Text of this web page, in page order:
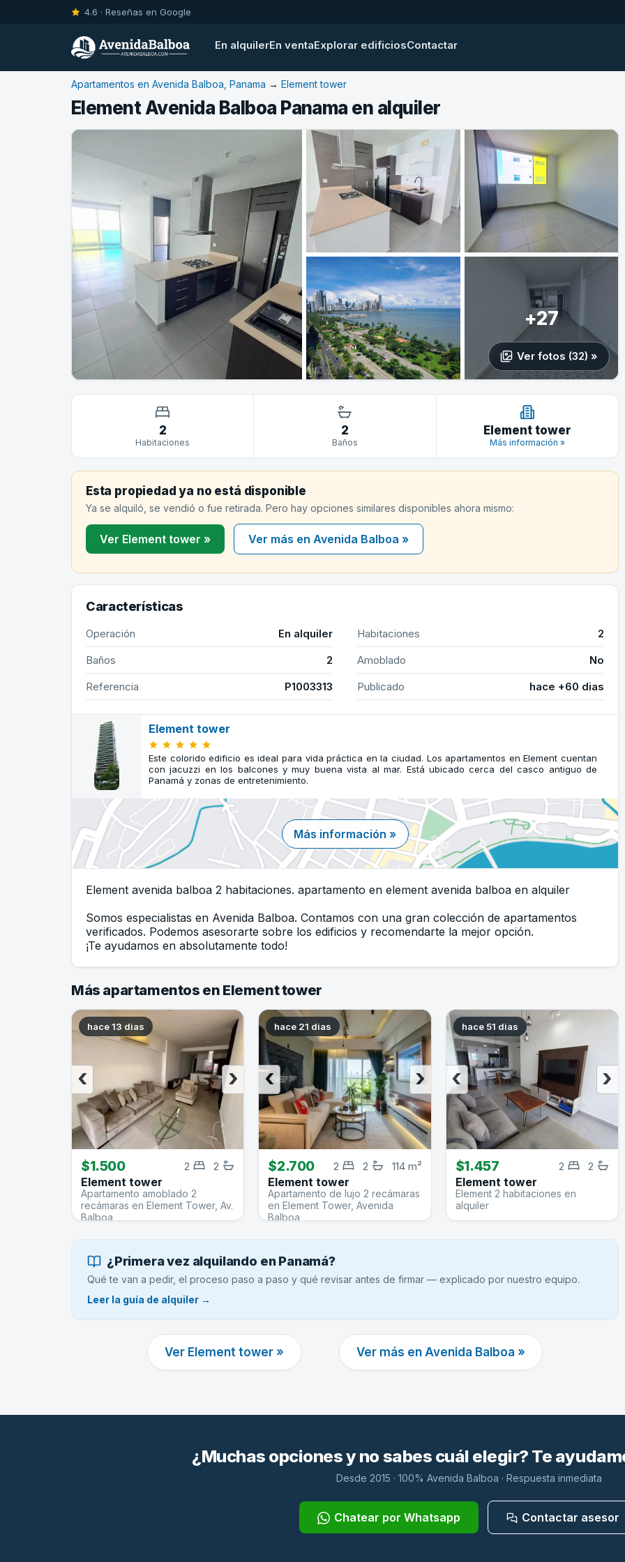
4.6 · Reseñas en Google
En alquilerEn ventaExplorar edificiosContactar
Apartamentos en Avenida Balboa, Panama → Element tower
Element Avenida Balboa Panama en alquiler
+27
Ver fotos (32) »
2
Habitaciones
2
Baños
Element tower
Más información »
Esta propiedad ya no está disponible
Ya se alquiló, se vendió o fue retirada. Pero hay opciones similares disponibles ahora mismo:
Ver Element tower » Ver más en Avenida Balboa »
Características
Operación En alquiler Habitaciones
2
Baños
2 Amoblado
No
Referencia
P1003313 Publicado hace +60 dias
Element tower
Este colorido edificio es ideal para vida práctica en la ciudad. Los apartamentos en Element cuentan
con jacuzzi en los balcones y muy buena vista al mar. Está ubicado cerca del casco antiguo de
Panamá y zonas de entretenimiento.
Más información »
Element avenida balboa 2 habitaciones. apartamento en element avenida balboa en alquiler
Somos especialistas en Avenida Balboa. Contamos con una gran colección de apartamentos
verificados. Podemos asesorarte sobre los edificios y recomendarte la mejor opción.
¡Te ayudamos en absolutamente todo!
Más apartamentos en Element tower
hace 13 dias
›
‹
$1.500 2
2
Element tower
Apartamento amoblado 2
recámaras en Element Tower, Av.
Balboa
hace 21 dias
›
‹
$2.700 114 m²
2
2
Element tower
Apartamento de lujo 2 recámaras
en Element Tower, Avenida
Balboa
hace 51 dias
›
‹
$1.457 2
2
Element tower
Element 2 habitaciones en
alquiler
¿Primera vez alquilando en Panamá?
Qué te van a pedir, el proceso paso a paso y qué revisar antes de firmar — explicado por nuestro equipo.
Leer la guía de alquiler →
Ver Element tower » Ver más en Avenida Balboa »
¿Muchas opciones y no sabes cuál elegir? Te
Desde 2015 · 100% Avenida Balboa · Respuesta inmediata
Chatear por Whatsapp Contactar asesor